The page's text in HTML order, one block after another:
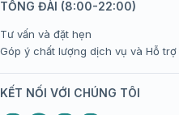
TỔNG ĐÀI (8:00-22:00)
Tư vấn và đặt hẹn
Góp ý chất lượng dịch vụ và Hỗ
KẾT NỐI VỚI CHÚNG TÔI